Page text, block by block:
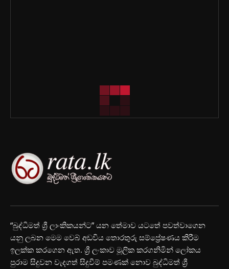
“බුද්ධිමත් ශ්‍රී ලාංකිකයන්ට” යන තේමාව යටතේ පවත්වාගෙන
යනු ලබන මෙම වෙබ් අඩවිය තොරතුරු සම්ප්‍රේෂණය කිරීම
ඉලක්ක කරගෙන ඇත. ශ්‍රී ලංකාව මූලික කරගනිමින් ලෝකය
පුරාම සිදුවන වැදගත් සිදුවීම් පමණක් නොව බුද්ධිමත් ශ්‍රී